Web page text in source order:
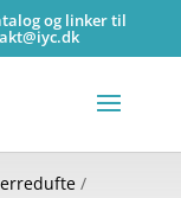
og linker til
/